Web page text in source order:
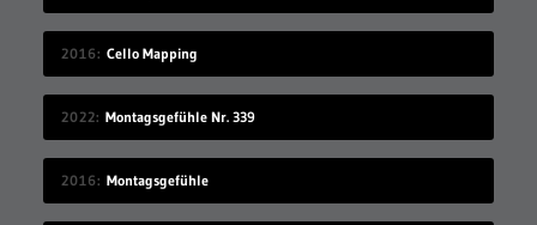
2016 Cello Mapping
2022 Montagsgefühle Nr. 339
2016 Montagsgefühle